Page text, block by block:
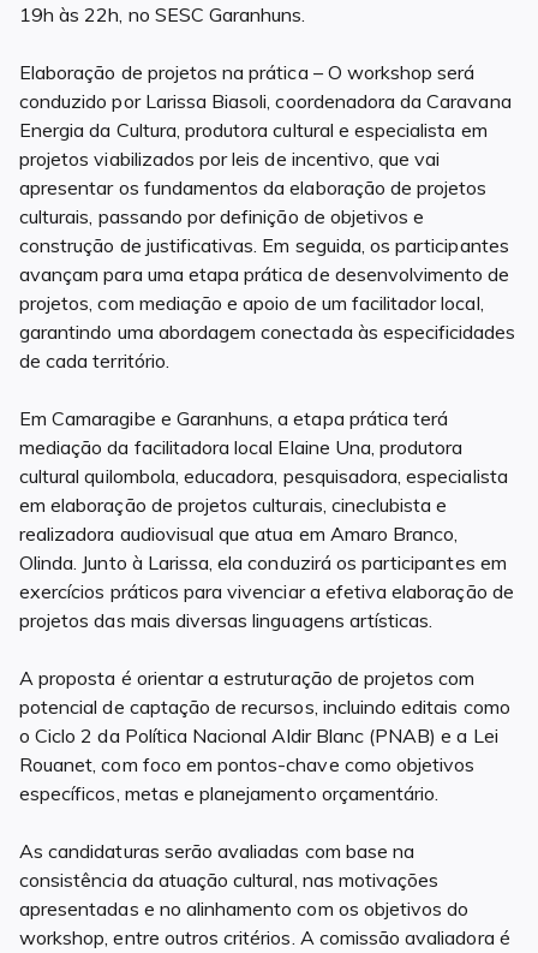
19h às 22h, no SESC Garanhuns.
Elaboração de projetos na prática – O workshop será
conduzido por Larissa Biasoli, coordenadora da Caravana
Energia da Cultura, produtora cultural e especialista em
projetos viabilizados por leis de incentivo, que vai
apresentar os fundamentos da elaboração de projetos
culturais, passando por definição de objetivos e
construção de justificativas. Em seguida, os participantes
avançam para uma etapa prática de desenvolvimento de
projetos, com mediação e apoio de um facilitador local,
garantindo uma abordagem conectada às especificidades
de cada território.
Em Camaragibe e Garanhuns, a etapa prática terá
mediação da facilitadora local Elaine Una, produtora
cultural quilombola, educadora, pesquisadora, especialista
em elaboração de projetos culturais, cineclubista e
realizadora audiovisual que atua em Amaro Branco,
Olinda. Junto à Larissa, ela conduzirá os participantes em
exercícios práticos para vivenciar a efetiva elaboração de
projetos das mais diversas linguagens artísticas.
A proposta é orientar a estruturação de projetos com
potencial de captação de recursos, incluindo editais como
o Ciclo 2 da Política Nacional Aldir Blanc (PNAB) e a Lei
Rouanet, com foco em pontos-chave como objetivos
específicos, metas e planejamento orçamentário.
As candidaturas serão avaliadas com base na
consistência da atuação cultural, nas motivações
apresentadas e no alinhamento com os objetivos do
workshop, entre outros critérios. A comissão avaliadora é